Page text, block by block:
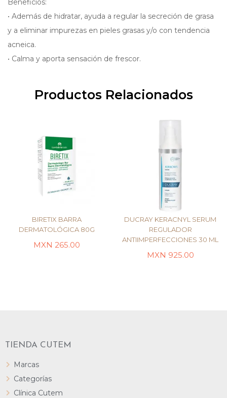
Beneficios:
• Además de hidratar, ayuda a regular la secreción de grasa
y a eliminar impurezas en pieles grasas y/o con tendencia
acneica.
• Calma y aporta sensación de frescor.
Productos Relacionados
AÑADIR AL CARRITO
DUCRAY KERACNYL SERUM
REGULADOR
ANTIIMPERFECCIONES 30 ML
925.00
BIRETIX BARRA
DERMATOLÓGICA 80G
265.00
TIENDA CUTEM
Marcas
Categorías
Clínica Cutem